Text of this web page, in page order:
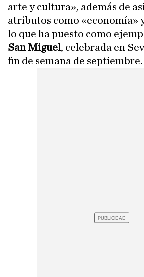
arte y cultura», además de
atributos como «economía»
lo que ha puesto como
San Miguel, celebrada en
fin de semana de septiembre.